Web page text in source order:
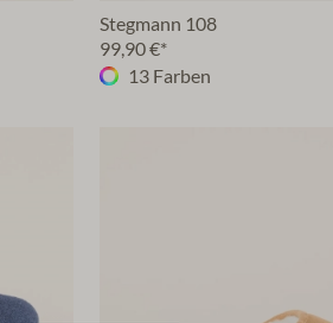
Stegmann 108
99,90 €*
13 Farben